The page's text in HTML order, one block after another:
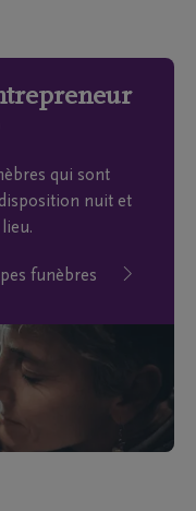
qui sont
nuit et
funèbres